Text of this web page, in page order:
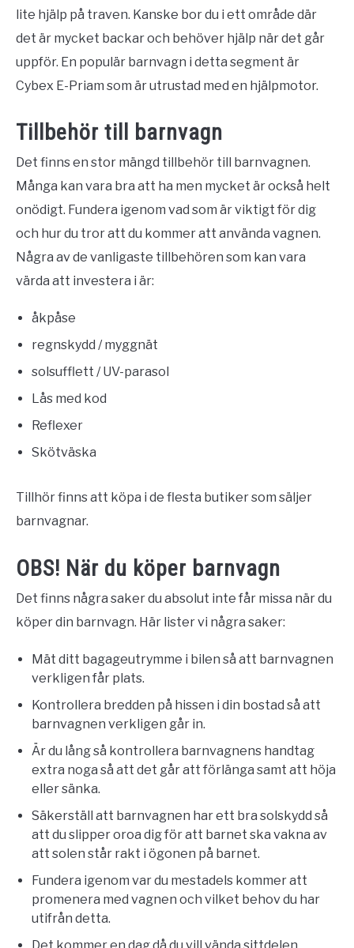
lite hjälp på traven. Kanske bor du i ett område där
det är mycket backar och behöver hjälp när det går
uppför. En populär barnvagn i detta segment är
Cybex E-Priam som är utrustad med en hjälpmotor.
Tillbehör till barnvagn
Det finns en stor mängd tillbehör till barnvagnen.
Många kan vara bra att ha men mycket är också helt
onödigt. Fundera igenom vad som är viktigt för dig
och hur du tror att du kommer att använda vagnen.
Några av de vanligaste tillbehören som kan vara
värda att investera i är:
åkpåse
regnskydd / myggnät
solsufflett / UV-parasol
Lås med kod
Reflexer
Skötväska
Tillhör finns att köpa i de flesta butiker som säljer
barnvagnar.
OBS! När du köper barnvagn
Det finns några saker du absolut inte får missa när du
köper din barnvagn. Här lister vi några saker:
Mät ditt bagageutrymme i bilen så att barnvagnen
verkligen får plats.
Kontrollera bredden på hissen i din bostad så att
barnvagnen verkligen går in.
Är du lång så kontrollera barnvagnens handtag
extra noga så att det går att förlänga samt att höja
eller sänka.
Säkerställ att barnvagnen har ett bra solskydd så
att du slipper oroa dig för att barnet ska vakna av
att solen står rakt i ögonen på barnet.
Fundera igenom var du mestadels kommer att
promenera med vagnen och vilket behov du har
utifrån detta.
Det kommer en dag då du vill vända sittdelen.